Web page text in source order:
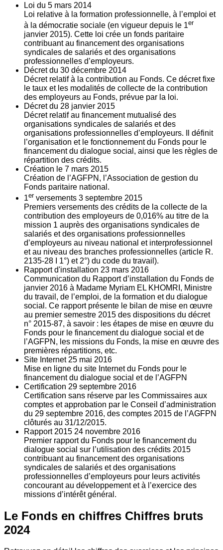
Loi du 5 mars 2014
Loi relative à la formation professionnelle, à l’emploi et
à la démocratie sociale (en vigueur depuis le 1er
janvier 2015). Cette loi crée un fonds paritaire
contribuant au financement des organisations
syndicales de salariés et des organisations
professionnelles d’employeurs.
Décret du 30 décembre 2014
Décret relatif à la contribution au Fonds. Ce décret fixe
le taux et les modalités de collecte de la contribution
des employeurs au Fonds, prévue par la loi.
Décret du 28 janvier 2015
Décret relatif au financement mutualisé des
organisations syndicales de salariés et des
organisations professionnelles d’employeurs. Il définit
l’organisation et le fonctionnement du Fonds pour le
financement du dialogue social, ainsi que les règles de
répartition des crédits.
Création le 7 mars 2015
Création de l’AGFPN, l’Association de gestion du
Fonds paritaire national.
1er versements 3 septembre 2015
Premiers versements des crédits de la collecte de la
contribution des employeurs de 0,016% au titre de la
mission 1 auprès des organisations syndicales de
salariés et des organisations professionnelles
d’employeurs au niveau national et interprofessionnel
et au niveau des branches professionnelles (article R.
2135‐28 I 1°) et 2°) du code du travail).
Rapport d'installation 23 mars 2016
Communication du Rapport d’installation du Fonds de
janvier 2016 à Madame Myriam EL KHOMRI, Ministre
du travail, de l’emploi, de la formation et du dialogue
social. Ce rapport présente le bilan de mise en œuvre
au premier semestre 2015 des dispositions du décret
n° 2015-87, à savoir : les étapes de mise en œuvre du
Fonds pour le financement du dialogue social et de
l’AGFPN, les missions du Fonds, la mise en œuvre des
premières répartitions, etc.
Site Internet 25 mai 2016
Mise en ligne du site Internet du Fonds pour le
financement du dialogue social et de l’AGFPN
Certification 29 septembre 2016
Certification sans réserve par les Commissaires aux
comptes et approbation par le Conseil d’administration
du 29 septembre 2016, des comptes 2015 de l’AGFPN
clôturés au 31/12/2015.
Rapport 2015 24 novembre 2016
Premier rapport du Fonds pour le financement du
dialogue social sur l’utilisation des crédits 2015
contribuant au financement des organisations
syndicales de salariés et des organisations
professionnelles d’employeurs pour leurs activités
concourant au développement et à l’exercice des
missions d’intérêt général.
Le Fonds en chiffres Chiffres bruts
2024